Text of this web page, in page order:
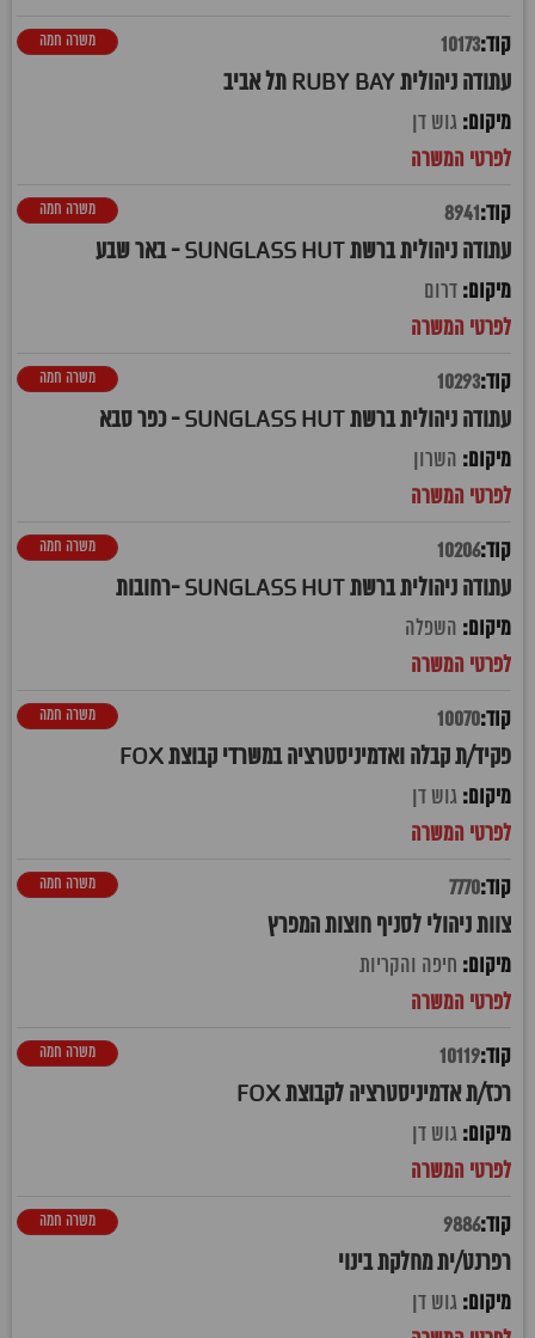
10173
עתודה ניהולית RUBY BAY תל אביב
משרה חמה
גוש דן
8941
עתודה ניהולית ברשת SUNGLASS HUT - באר שבע
משרה חמה
דרום
10293
עתודה ניהולית ברשת SUNGLASS HUT - כפר סבא
משרה חמה
השרון
10206
עתודה ניהולית ברשת SUNGLASS HUT -רחובות
משרה חמה
השפלה
10070
פקיד/ת קבלה ואדמיניסטרציה במשרדי קבוצת FOX
משרה חמה
גוש דן
7770
צוות ניהולי לסניף חוצות המפרץ
משרה חמה
חיפה והקריות
10119
רכז/ת אדמיניסטרציה לקבוצת FOX
משרה חמה
גוש דן
9886
רפרנט/ית מחלקת בינוי
משרה חמה
גוש דן